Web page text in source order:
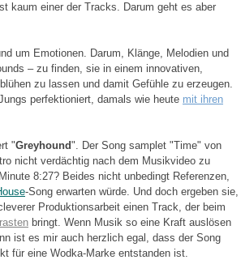
kaum einer der Tracks. Darum geht es aber
um Emotionen. Darum, Klänge, Melodien und
– zu finden, sie in einem innovativen,
zu lassen und damit Gefühle zu erzeugen.
perfektioniert, damals wie heute mit ihren
"Greyhound". Der Song samplet "Time" von
nicht verdächtig nach dem Musikvideo zu
8:27? Beides nicht unbedingt Referenzen,
-Song erwarten würde. Und doch ergeben sie,
Produktionsarbeit einen Track, der beim
bringt. Wenn Musik so eine Kraft auslösen
ist es mir auch herzlich egal, dass der Song
für eine Wodka-Marke entstanden ist.